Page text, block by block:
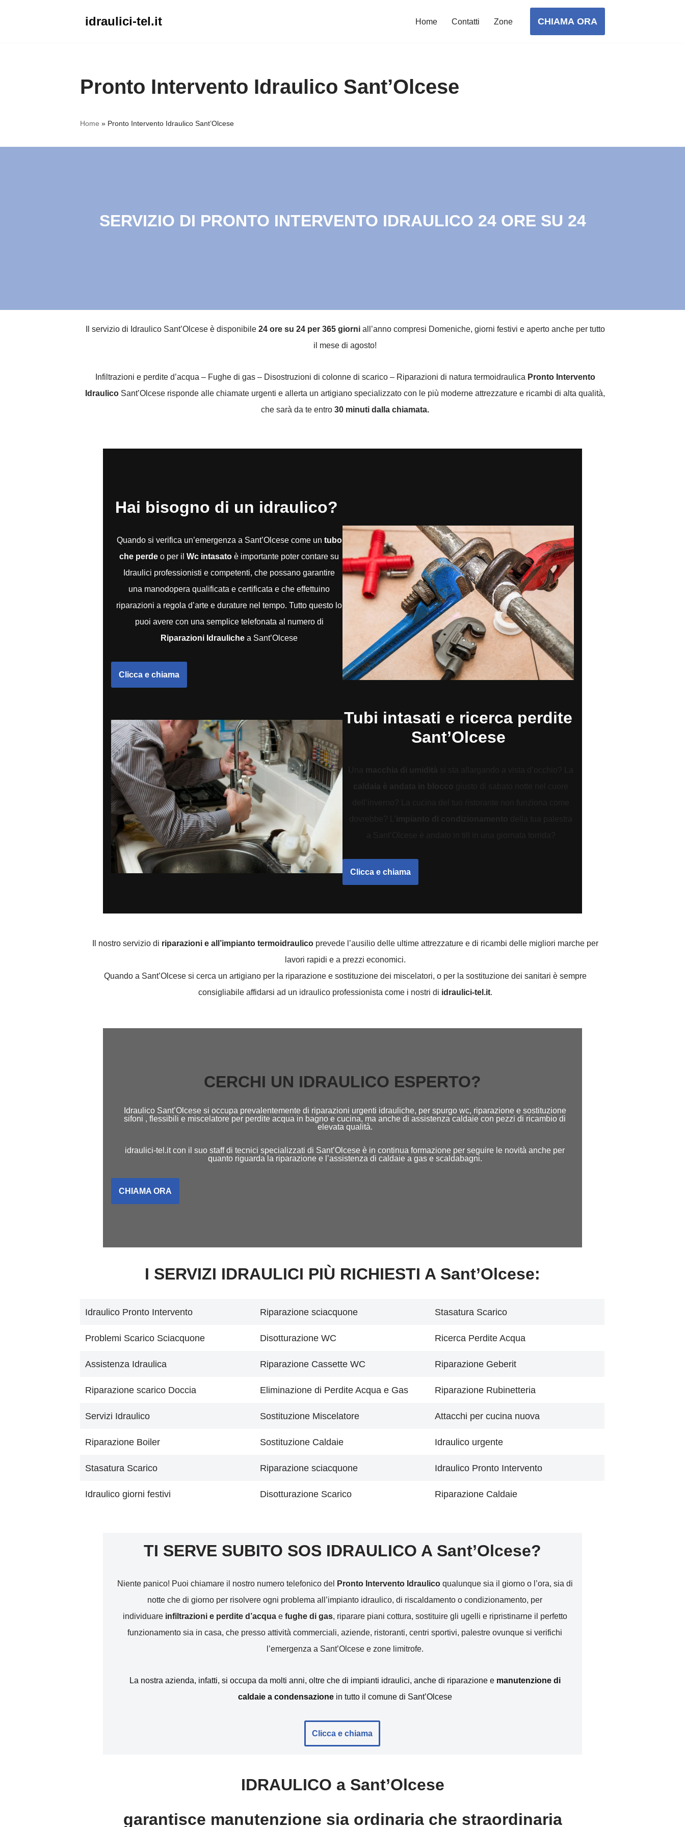
idraulici-tel.it Home Contatti Zone CHIAMA ORA
Home » Pronto Intervento Idraulico Sant’Olcese
Pronto Intervento Idraulico Sant’Olcese
SERVIZIO DI PRONTO INTERVENTO IDRAULICO 24 ORE SU 24
Il servizio di Idraulico Sant’Olcese è disponibile 24 ore su 24 per 365 giorniall’anno compresi Domeniche, giorni festivi e aperto anche per tutto
il mese di agosto!
Infiltrazioni e perdite d’acqua – Fughe di gas – Disostruzioni di colonne di scarico – Riparazioni di natura termoidraulica Pronto Intervento
Idraulico Sant’Olcese risponde alle chiamate urgenti e allerta un artigiano specializzato con le più moderne attrezzature e ricambi di alta qualità,
che sarà da te entro 30 minuti dalla chiamata.
Hai bisogno di un idraulico?
Quando si verifica un’emergenza a Sant’Olcese come un tubo
che perde o per ilWc intasato è importante poter contare su
Idraulici professionisti e competenti, che possano garantire
una manodopera qualificata e certificata e che effettuino
riparazioni a regola d’arte e durature nel tempo. Tutto questo lo
puoi avere con una semplice telefonata al numero di
Riparazioni Idrauliche a Sant’Olcese
Clicca e chiama
Tubi intasati e ricerca perdite
Sant’Olcese
Clicca e chiama
Il nostro servizio di riparazioni e all’impianto termoidraulicoprevede l’ausilio delle ultime attrezzature e di ricambi delle migliori marche per
lavori rapidi e a prezzi economici.
Quando a Sant’Olcese si cerca un artigiano per la riparazione e sostituzione dei miscelatori, o per la sostituzione dei sanitari è sempre
consigliabile affidarsi ad un idraulico professionista come i nostri di idraulici-tel.it.
CERCHI UN IDRAULICO ESPERTO?
Idraulico Sant’Olcese si occupa prevalentemente di riparazioni urgenti idrauliche, per spurgo wc, riparazione e sostituzione
sifoni , flessibili e miscelatore per perdite acqua in bagno e cucina, ma anche di assistenza caldaie con pezzi di ricambio di
elevata qualità.
idraulici-tel.it con il suo staff di tecnici specializzati di Sant’Olcese è in continua formazione per seguire le novità anche per
quanto riguarda la riparazione e l’assistenza di caldaie a gas e scaldabagni.
CHIAMA ORA
I SERVIZI IDRAULICI PIÙ RICHIESTI A Sant’Olcese:
Idraulico Pronto Intervento Riparazione sciacquone Stasatura Scarico
Problemi Scarico Sciacquone Disotturazione WC Ricerca Perdite Acqua
Assistenza Idraulica Riparazione Cassette WC Riparazione Geberit
Riparazione scarico Doccia Eliminazione di Perdite Acqua e Gas Riparazione Rubinetteria
Servizi Idraulico Sostituzione Miscelatore Attacchi per cucina nuova
Riparazione Boiler Sostituzione Caldaie Idraulico urgente
Stasatura Scarico Riparazione sciacquone Idraulico Pronto Intervento
Idraulico giorni festivi Disotturazione Scarico Riparazione Caldaie
TI SERVE SUBITO SOS IDRAULICO A Sant’Olcese?
Niente panico! Puoi chiamare il nostro numero telefonico del Pronto Intervento Idraulicoqualunque sia il giorno o l’ora, sia di
notte che di giorno per risolvere ogni problema all’impianto idraulico, di riscaldamento o condizionamento, per
individuare infiltrazioni e perdite d’acquae fughe di gas, riparare piani cottura, sostituire gli ugelli e ripristinarne il perfetto
funzionamento sia in casa, che presso attività commerciali, aziende, ristoranti, centri sportivi, palestre ovunque si verifichi
l’emergenza a Sant’Olcese e zone limitrofe.
La nostra azienda, infatti, si occupa da molti anni, oltre che di impianti idraulici, anche di riparazione e manutenzione di
caldaie a condensazionein tutto il comune di Sant’Olcese
Clicca e chiama
IDRAULICO a Sant’Olcese
garantisce manutenzione sia ordinaria che straordinaria